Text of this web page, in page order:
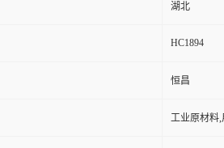
湖北
HC1894
恒昌
工业原材料